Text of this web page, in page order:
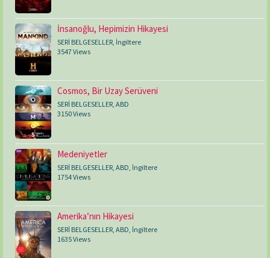
İnsanoğlu, Hepimizin Hikayesi
SERİ BELGESELLER, İngiltere
3547 Views
Cosmos, Bir Uzay Serüveni
SERİ BELGESELLER ABD
3150 Views
Medeniyetler
SERİ BELGESELLER, ABD, İngiltere
1754 Views
Amerika’nın Hikayesi
SERİ BELGESELLER ABD İngiltere
1635 Views